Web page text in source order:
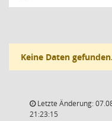
Keine Daten gefunden.
Letzte Änderung:
21:23:15